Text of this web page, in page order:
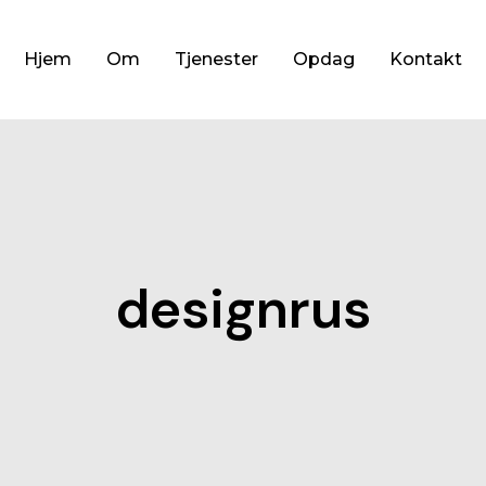
Hjem Om Tjenester Opdag Kontakt
designrus